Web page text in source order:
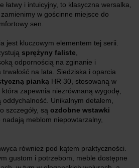
łatwy i intuicyjny, to klasyczna wersalka,
w gościnne miejsce do
sen.
jest kluczowym elementem tej serii.
sprężyny faliste,
odpornością na zginanie i
na lata. Siedziska i oparcia
pianką HR 30, stosowaną w
zapewnia niezrównaną wygodę,
Unikalnym detalem,
szczegóły, są ozdobne wstawki
nadają meblom niepowtarzalny,
również pod kątem praktyczności.
gustom i potrzebom, meble dostępne